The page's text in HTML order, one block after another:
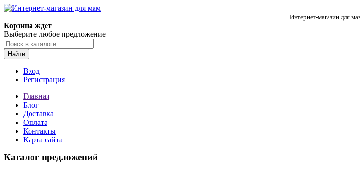
Интернет-магазин для
Корзина ждет
Выберите любое предложение
Найти
Вход
Регистрация
Главная
Блог
Доставка
Оплата
Контакты
Карта сайта
Каталог предложений